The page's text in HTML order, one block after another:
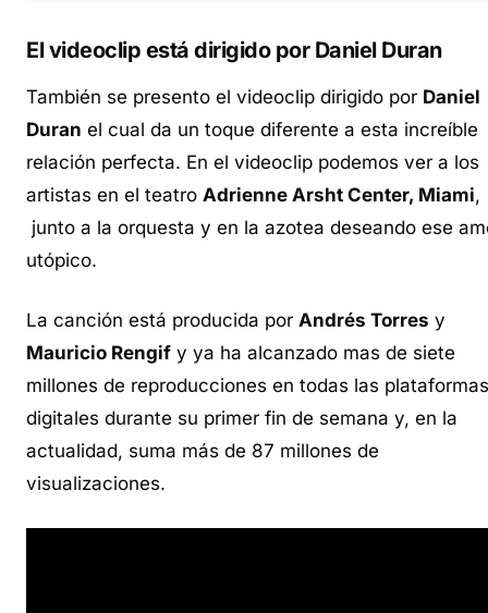
El videoclip está dirigido por Daniel Duran
También se presento el videoclip dirigido por Daniel
Duran el cual da un toque diferente a esta increíble
relación perfecta. En el videoclip podemos ver a los
artistas en el teatro Adrienne Arsht Center, Miami,
junto a la orquesta y en la azotea deseando ese
utópico.
La canción está producida por Andrés Torres y
Mauricio Rengif y ya ha alcanzado mas de siete
millones de reproducciones en todas las plataformas
digitales durante su primer fin de semana y, en la
actualidad, suma más de 87 millones de
visualizaciones.